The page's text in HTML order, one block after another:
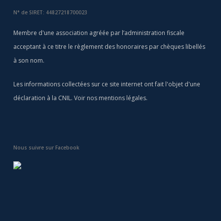
N° de SIRET: 44827218700023
Membre d'une association agréée par l’administration fiscale
acceptant à ce titre le règlement des honoraires par chèques libellés
à son nom.
Les informations collectées sur ce site internet ont fait l'objet d'une
déclaration à la CNIL. Voir nos mentions légales.
Nous suivre sur Facebook